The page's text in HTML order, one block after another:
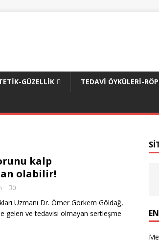
GÜZELLIK TEDAVI ÖYKÜLERI-
kalp
olabilir!
0
Uzmanı Dr. Ömer Görkem Göldağ,
gelen ve tedavisi olmayan sertleşme